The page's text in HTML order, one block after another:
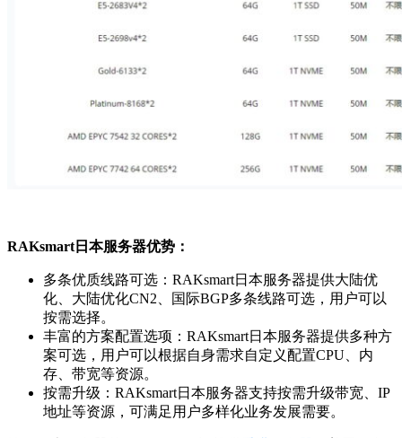
RAKsmart日本服务器优势：
多条优质线路可选：RAKsmart日本服务器提供大陆优
化、大陆优化CN2、国际BGP多条线路可选，用户可以
按需选择。
丰富的方案配置选项：RAKsmart日本服务器提供多种方
案可选，用户可以根据自身需求自定义配置CPU、内
存、带宽等资源。
按需升级：RAKsmart日本服务器支持按需升级带宽、IP
地址等资源，可满足用户多样化业务发展需要。